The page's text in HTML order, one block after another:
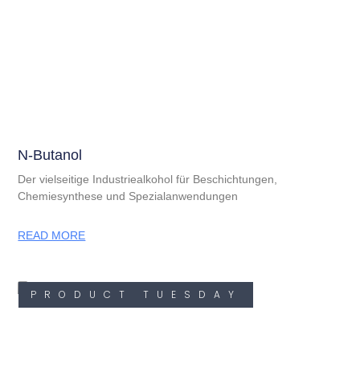
N-Butanol
Der vielseitige Industriealkohol für Beschichtungen,
Chemiesynthese und Spezialanwendungen
READ MORE
PRODUCT TUESDAY